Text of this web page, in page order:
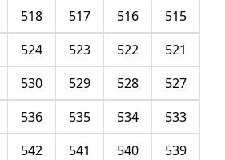
515
516
517
518
521
522
523
524
527
528
529
530
533
534
535
536
539
540
541
542